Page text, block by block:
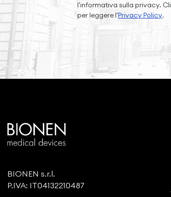
l'informativa sulla privacy.
per leggere l'Privacy Policy.
BIONEN s.r.l.
P.IVA: IT04132210487